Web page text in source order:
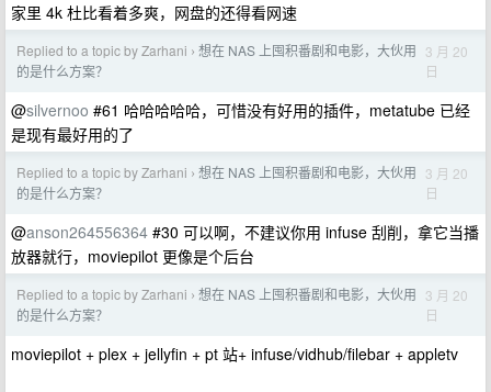
家里 4k 杜比看着多爽，网盘的还得看网速
Replied to a topic by Zarhani › 想在 NAS 上囤积番剧和电影，大伙用
的是什么方案？
3 月 20
日
@silvernoo #61 哈哈哈哈哈，可惜没有好用的插件，metatube 已经
是现有最好用的了
Replied to a topic by Zarhani › 想在 NAS 上囤积番剧和电影，大伙用
的是什么方案？
3 月 20
日
@anson264556364 #30 可以啊，不建议你用 infuse 刮削，拿它当播
放器就行，moviepilot 更像是个后台
Replied to a topic by Zarhani › 想在 NAS 上囤积番剧和电影，大伙用
的是什么方案？
3 月 20
日
moviepilot + plex + jellyfin + pt 站+ infuse/vidhub/filebar + appletv